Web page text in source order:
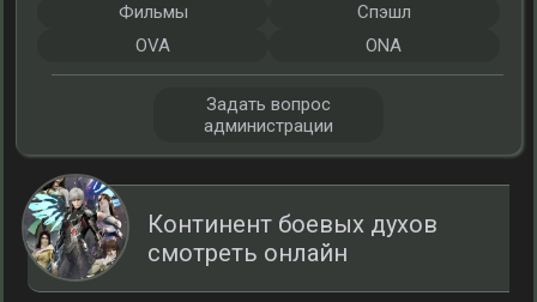
Континент боевых духов
смотреть онлайн
Фильмы
Спэшл
OVA
ONA
Задать вопрос
администрации